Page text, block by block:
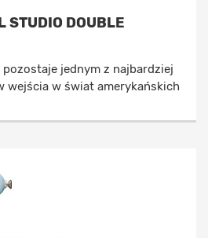
STUDIO DOUBLE
jednym z najbardziej
wejścia w świat amerykańskich